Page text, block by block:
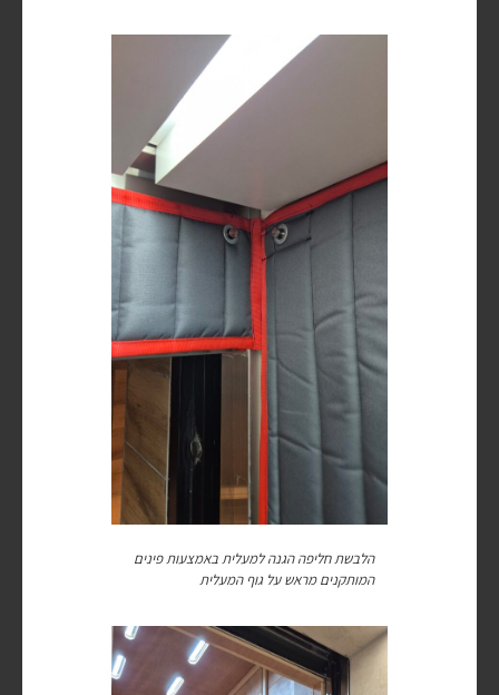
הלבשת חליפה הגנה למעלית באמצעות פינים
המותקנים מראש על גוף המעלית